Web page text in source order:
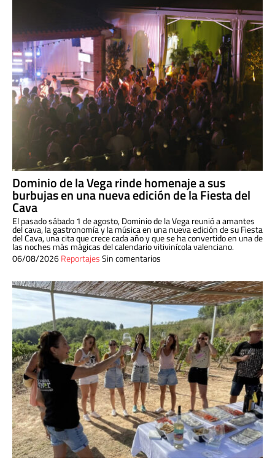
Dominio de la Vega rinde homenaje a sus
burbujas en una nueva edición de la Fiesta del
Cava
El pasado sábado 1 de agosto, Dominio de la Vega reunió a amantes
del cava, la gastronomía y la música en una nueva edición de su Fiesta
del Cava, una cita que crece cada año y que se ha convertido en una de
las noches más mágicas del calendario vitivinícola valenciano.
06/08/2026ReportajesSin comentarios